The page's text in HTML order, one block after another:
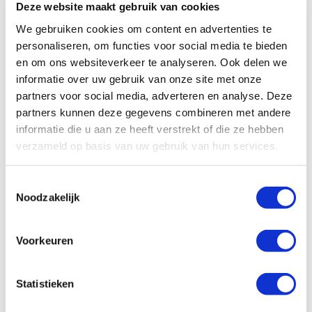
Deze website maakt gebruik van cookies
We gebruiken cookies om content en advertenties te
personaliseren, om functies voor social media te bieden
en om ons websiteverkeer te analyseren. Ook delen we
informatie over uw gebruik van onze site met onze
partners voor social media, adverteren en analyse. Deze
partners kunnen deze gegevens combineren met andere
informatie die u aan ze heeft verstrekt of die ze hebben
verzameld op basis van uw gebruik van hun services.
Noodzakelijk
Voorkeuren
Statistieken
Start aanvraag
Informeren bij de Basisregistratie
Personen (BRP)
Om na te gaan of de overledene was gehuwd of een
overledene kinderen had, kunnen wij veelal direct
online inzage krijgen in de
is echter niet in alle gevallen compleet. In
wenden
en daar de benodigde informatie opvragen. Dat zal